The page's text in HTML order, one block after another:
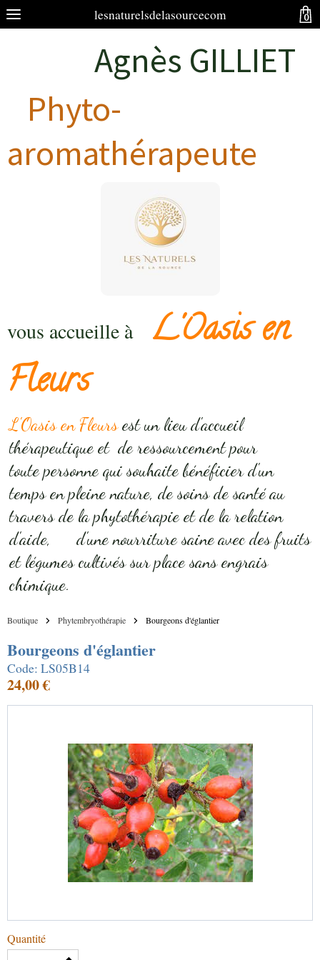
lesnaturelsdelasourcecom
Agnès GILLIET
Phyto-
aromathérapeute
vous accueille à
L'Oasis en
Fleurs
L'Oasis en Fleursest un lieu d'accueil
thérapeutique et de ressourcement pour
toute personne qui souhaite bénéficier d'un
temps en pleine nature, de soins de santé au
travers de la phytothérapie et de la relation
d'aide, d'une nourriture saine avec des fruits
et légumes cultivés sur place sans engrais
chimique.
Boutique Phytembryothérapie Bourgeons d'églantier
Bourgeons d'églantier
Code: LS05B14
24,00 €
Quantité
0